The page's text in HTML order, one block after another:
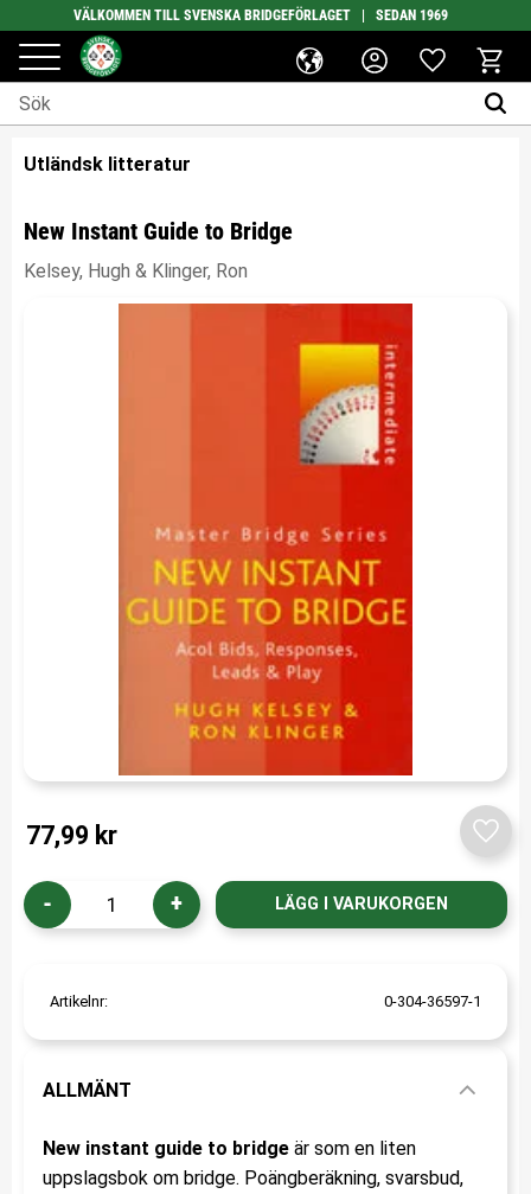
Meny
VÄLKOMMEN TILL SVENSKA BRIDGEFÖRLAGET | SEDAN 1969
Favoriter
Utländsk litteratur
New Instant Guide to Bridge
Kelsey, Hugh & Klinger, Ron
77,99 kr
+
-
Artikelnr 0-304-36597-1
ALLMÄNT
New instant guide to bridge är som en liten
uppslagsbok om bridge. Poängberäkning, svarsbud,